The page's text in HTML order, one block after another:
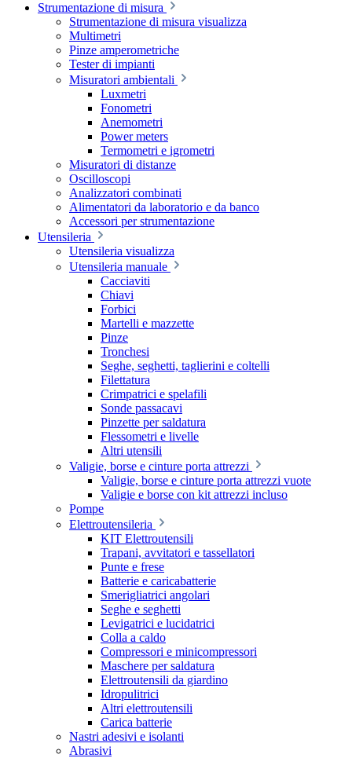
Strumentazione di misura
Strumentazione di misura visualizza
Multimetri
Pinze amperometriche
Tester di impianti
Misuratori ambientali
Luxmetri
Fonometri
Anemometri
Power meters
Termometri e igrometri
Misuratori di distanze
Oscilloscopi
Analizzatori combinati
Alimentatori da laboratorio e da banco
Accessori per strumentazione
Utensileria
Utensileria visualizza
Utensileria manuale
Cacciaviti
Chiavi
Forbici
Martelli e mazzette
Pinze
Tronchesi
Seghe, seghetti, taglierini e coltelli
Filettatura
Crimpatrici e spelafili
Sonde passacavi
Pinzette per saldatura
Flessometri e livelle
Altri utensili
Valigie, borse e cinture porta attrezzi
Valigie, borse e cinture porta attrezzi vuote
Valigie e borse con kit attrezzi incluso
Pompe
Elettroutensileria
KIT Elettroutensili
Trapani, avvitatori e tassellatori
Punte e frese
Batterie e caricabatterie
Smerigliatrici angolari
Seghe e seghetti
Levigatrici e lucidatrici
Colla a caldo
Compressori e minicompressori
Maschere per saldatura
Elettroutensili da giardino
Idropulitrici
Altri elettroutensili
Carica batterie
Nastri adesivi e isolanti
Abrasivi